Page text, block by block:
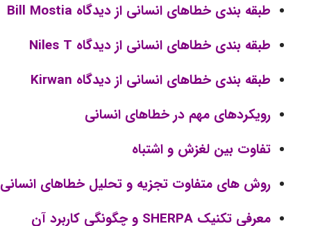
طبقه بندی خطاهای انسانی از دیدگاه Bill Mostia
طبقه بندی خطاهای انسانی از دیدگاه Niles T
طبقه بندی خطاهای انسانی از دیدگاه Kirwan
رویکردهای مهم در خطاهای انسانی
تفاوت بین لغزش و اشتباه
روش های متفاوت تجزیه و تحلیل خطاهای انسانی
معرفی تکنیک SHERPA و چگونگی کاربرد آن